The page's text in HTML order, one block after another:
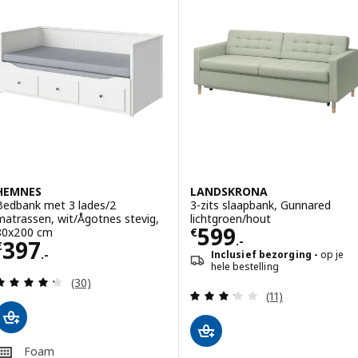
met 3 lades/2
wit/Ågotnes stevig,
cm
397.-
€ 397.-
Beoordeling: 4.3 van 5 sterren. Totaal
(30)
Foam
LANDSKRONA
3-zits slaapbank, Gunnared
lichtgroen/hout
€599.-
Prijs € 599.-
Inclusief bezorging
op je
hele bestelling
Beoordeling:
(11)